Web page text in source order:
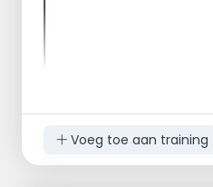
Voeg toe aan training